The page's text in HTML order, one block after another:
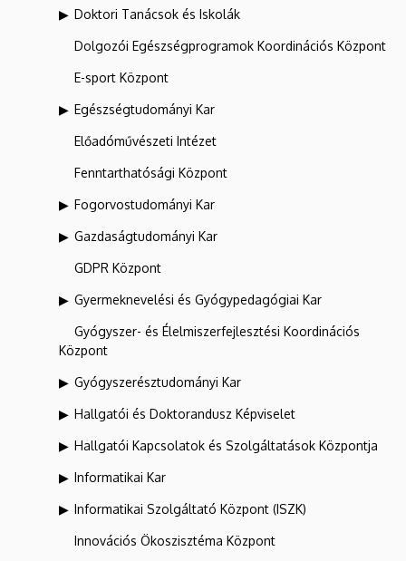
Doktori Tanácsok és Iskolák
Dolgozói Egészségprogramok Koordinációs Központ
E-sport Központ
Egészségtudományi Kar
Előadóművészeti Intézet
Fenntarthatósági Központ
Fogorvostudományi Kar
Gazdaságtudományi Kar
GDPR Központ
Gyermeknevelési és Gyógypedagógiai Kar
Gyógyszer- és Élelmiszerfejlesztési Koordinációs
Központ
Gyógyszerésztudományi Kar
Hallgatói és Doktorandusz Képviselet
Hallgatói Kapcsolatok és Szolgáltatások Központja
Informatikai Kar
Informatikai Szolgáltató Központ (ISZK)
Innovációs Ökoszisztéma Központ